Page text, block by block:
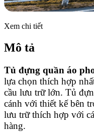
Xem chi tiết
Mô tả
Tủ đựng quần áo
lựa chọn thích hợp
cầu lưu trữ lớn. Tủ
cánh với thiết kế bên
lưu trữ thích hợp với
hàng.